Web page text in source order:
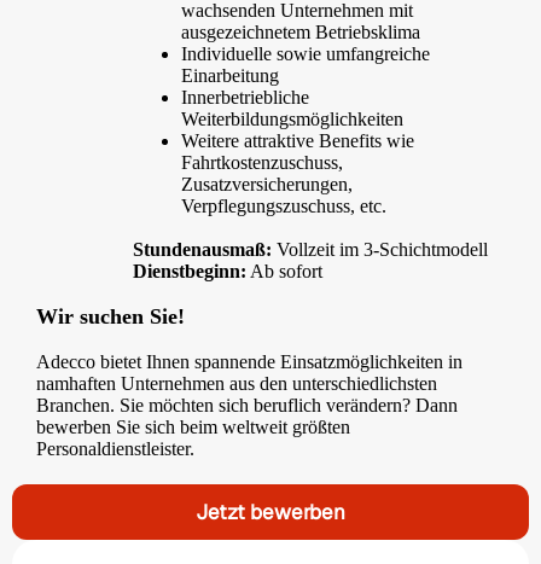
wachsenden Unternehmen mit
ausgezeichnetem Betriebsklima
Individuelle sowie umfangreiche
Einarbeitung
Innerbetriebliche
Weiterbildungsmöglichkeiten
Weitere attraktive Benefits wie
Fahrtkostenzuschuss,
Zusatzversicherungen,
Verpflegungszuschuss, etc.
Stundenausmaß: Vollzeit im 3-Schichtmodell
Dienstbeginn: Ab sofort
Wir suchen Sie!
Adecco bietet Ihnen spannende Einsatzmöglichkeiten in
namhaften Unternehmen aus den unterschiedlichsten
Branchen. Sie möchten sich beruflich verändern? Dann
bewerben Sie sich beim weltweit größten
Personaldienstleister.
Jetzt bewerben